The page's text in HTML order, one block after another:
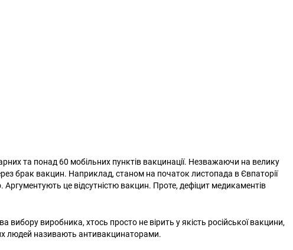
та понад 60 мобільних пунктів вакцинації. Незважаючи на велику
брак вакцин. Наприклад, станом на початок листопада в Євпаторії
це відсутністю вакцин. Проте, дефіцит медикаментів
вибору виробника, хтось просто не вірить у якість російської вакцини,
людей називають антивакцинаторами.